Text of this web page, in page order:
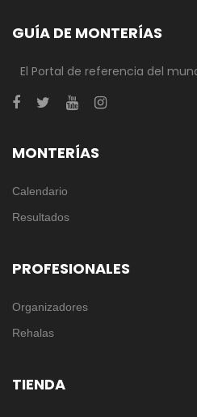
GUÍA DE MONTERÍAS
El Portal de referencia del
MONTERÍAS
Calendario
Resultados
PROFESIONALES
Organizadores
Rehalas
TIENDA